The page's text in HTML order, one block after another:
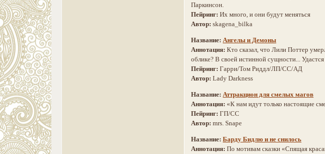
Паркинсон.
Пейринг:Их много, и они будут меняться
Автор:skagena_bilka
Название:Ангелы и Демоны
Аннотация:Кто сказал, что Лили Поттер
облике? В своей истинной сущности...
Пейринг:Гарри/Том Риддл/ЛП/СС/АД
Автор:Lady Darkness
Название:Аттракцион для смелых магов
Аннотация:«К нам идут только настоящие
Пейринг:ГП/СС
Автор:mrs. Snape
Название:Барду Бидлю и не снилось
Аннотация:По мотивам сказки «Спящая